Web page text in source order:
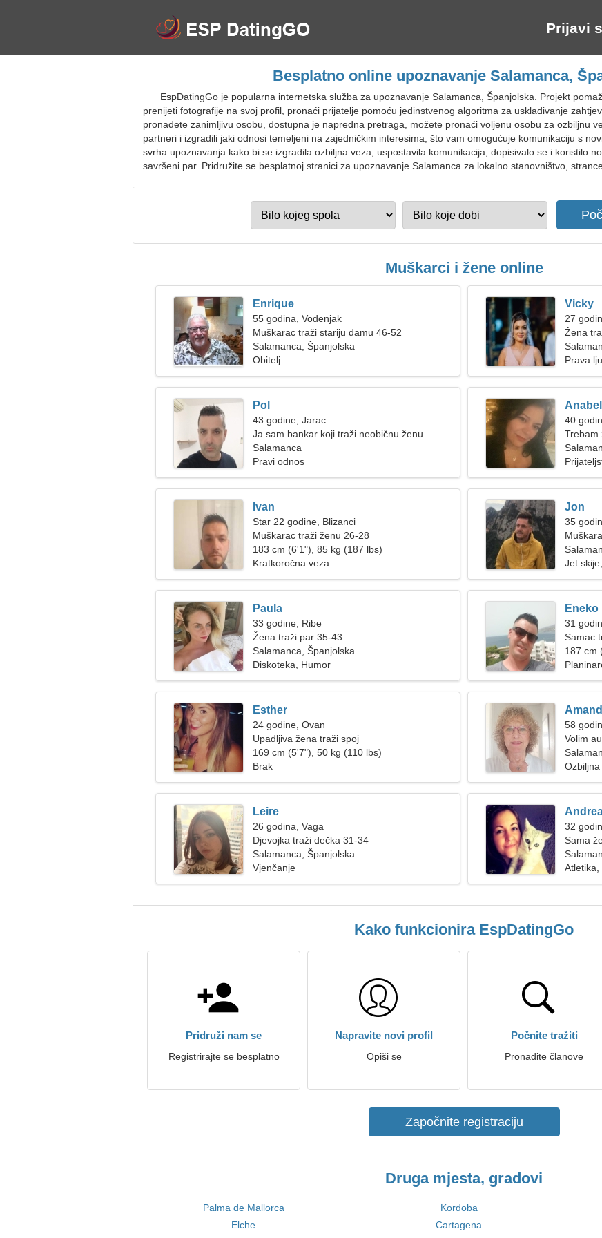
Prijavi
Besplatno online upoznavanje Salamanca,
EspDatingGo je popularna internetska služba za upoznavanje Salamanca, Španjolska. Projekt
prenijeti fotografije na svoj profil, pronaći prijatelje pomoću jedinstvenog algoritma za usklađivanje
pronađete zanimljivu osobu, dostupna je napredna pretraga, možete pronaći voljenu osobu za ozbiljnu
partneri i izgradili jaki odnosi temeljeni na zajedničkim interesima, što vam omogućuje komunikaciju s
svrha upoznavanja kako bi se izgradila ozbiljna veza, uspostavila komunikacija, dopisivalo se i koristilo
savršeni par. Pridružite se besplatnoj stranici za upoznavanje Salamanca za lokalno stanovništvo,
Muškarci i žene online
Enrique
55 godina, Vodenjak
Muškarac traži stariju damu 46-52
Salamanca, Španjolska
Obitelj
Vicky
27
Žena
Prava
Pol
43 godine, Jarac
Ja sam bankar koji traži neobičnu ženu
Salamanca
Pravi odnos
Anabel
40
Trebam
kuhamo
Ivan
Star 22 godine, Blizanci
Muškarac traži ženu 26-28
183 cm (6'1"), 85 kg (187 lbs)
Kratkoročna veza
Jon
35
Jet
Paula
33 godine, Ribe
Žena traži par 35-43
Salamanca, Španjolska
Diskoteka, Humor
Eneko
31
Samac
187 cm
Esther
24 godine, Ovan
Upadljiva žena traži spoj
169 cm (5'7"), 50 kg (110 lbs)
Brak
58
Volim
Ozbiljna
Leire
26 godina, Vaga
Djevojka traži dečka 31-34
Salamanca, Španjolska
Vjenčanje
32
Sama
Atletika,
Kako funkcionira EspDatingGo
Pridruži nam se
Registrirajte se besplatno
Napravite novi profil
Opiši se
Počnite tražiti
Pronađite članove
Započnite registraciju
Druga mjesta, gradovi
Palma de Mallorca Kordoba
Elche
Cartagena